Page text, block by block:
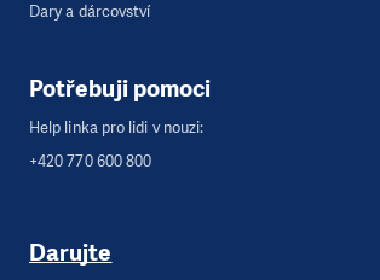
Dary a dárcovství
Potřebuji pomoci
Help linka pro lidi v nouzi:
+420 770 600 800
Darujte